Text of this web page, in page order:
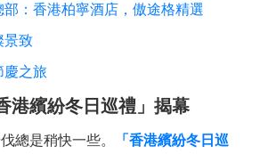
：香港柏寧酒店，傲途格精選
景致
慶之旅
港繽紛冬日巡禮」揭幕
總是稍快一些。
「香港繽紛冬日巡